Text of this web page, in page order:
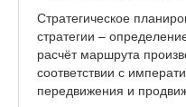
Стратегическое
стратегии –
расчёт маршрута
соответствии с
передвижения и